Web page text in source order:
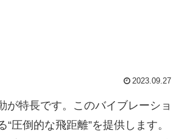
2023.09.27
特長です。このバイブレーショ
圧倒的な飛距離”を提供します。